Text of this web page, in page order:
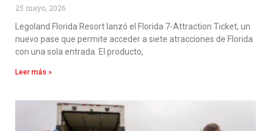
25 mayo, 2026
Legoland Florida Resort lanzó el Florida 7-Attraction Ticket, un
nuevo pase que permite acceder a siete atracciones de Florida
con una sola entrada. El producto,
Leer más »